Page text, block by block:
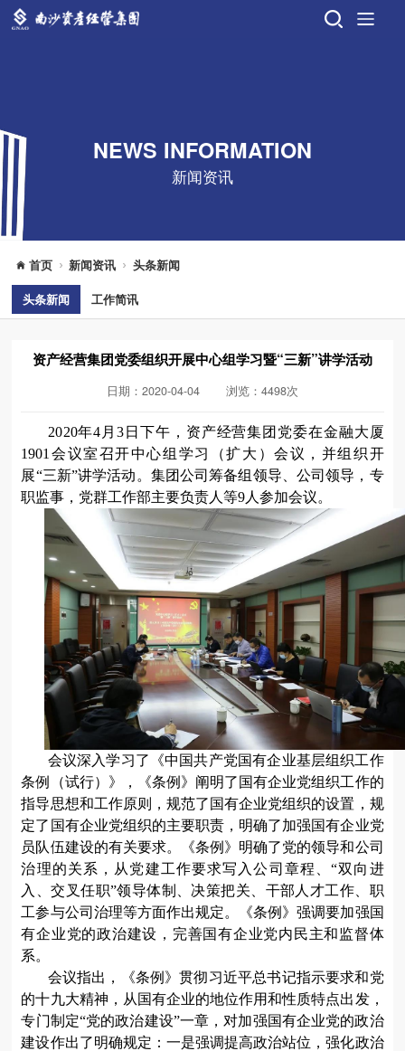
NEWS INFORMATION
新闻资讯
首页 新闻资讯 头条新闻
头条新闻 工作简讯
资产经营集团党委组织开展中心组学习暨“三新”讲学活动
日期：2020-04-04 浏览：4498次
2020年4 月3 日 下午，资产经营集团 党委在金融大厦
1901会议室召开中心组学习（扩大）会议， 并组织开
展“三新”讲学活动。集团公司筹备组领导、 公司领导 ，专
职监事， 党群工作部主要负责人等9人参加会议。
会议深入学习了
《中国共产党国有企业基层组织工作
条例（试行）》，《条例》阐明了国有企业党组织工作的
指导思想和工作原则，规范了国有企业党组织的设置，规
定了国有企业党组织的主要职责，明确了加强国有企业党
员队伍建设的有关要求。《条例》明确了党的领导和公司
治理的关系，从党建工作要求写入公司章程、“双向进
入、交叉任职”领导体制、决策把关、干部人才工作、职
工参与公司治理等方面作出规定。《条例》强调要加强国
有企业党的政治建设，完善国有企业党内民主和监督体
系。
会议指出，
《条例》贯彻习近平总书记指示要求和党
的十九大精神，从国有企业的地位作用和性质特点出发，
专门制定“党的政治建设”一章，对加强国有企业党的政治
建设作出了明确规定：一是强调提高政治站位，强化政治